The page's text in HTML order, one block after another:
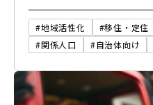
#地域活性化 #移住・定住
#関係人口
#自治体向け